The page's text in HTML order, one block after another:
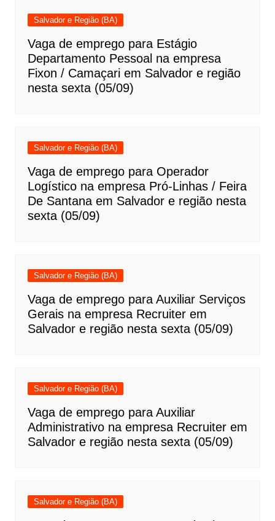
Salvador e Região (BA)
Vaga de emprego para Estágio
Departamento Pessoal na empresa
Fixon / Camaçari em Salvador e região
nesta sexta (05/09)
Salvador e Região (BA)
Vaga de emprego para Operador
Logístico na empresa Pró-Linhas / Feira
De Santana em Salvador e região nesta
sexta (05/09)
Salvador e Região (BA)
Vaga de emprego para Auxiliar Serviços
Gerais na empresa Recruiter em
Salvador e região nesta sexta (05/09)
Salvador e Região (BA)
Vaga de emprego para Auxiliar
Administrativo na empresa Recruiter em
Salvador e região nesta sexta (05/09)
Salvador e Região (BA)